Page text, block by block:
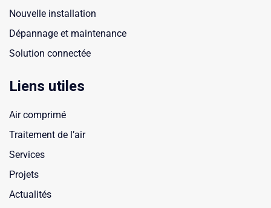
Nouvelle installation
Dépannage et maintenance
Solution connectée
Liens utiles
Air comprimé
Traitement de l’air
Services
Projets
Actualités